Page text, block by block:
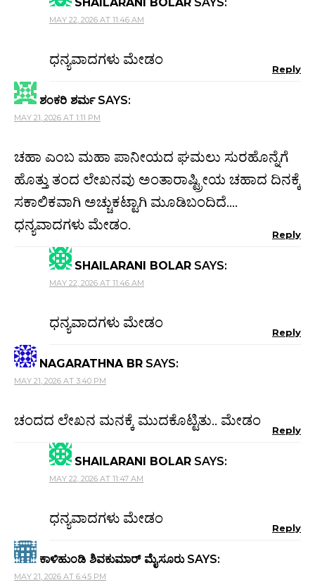
MAY 22, 2026 AT 11:46 AM
ಧನ್ಯವಾದಗಳು ಮೇಡಂ
Reply
ಶಂಕರಿ ಶರ್ಮ SAYS:
MAY 21, 2026 AT 1:11 PM
ಚಹಾ ಎಂಬ ಮಹಾ ಪಾನೀಯದ ಘಮಲು ಸುರಹೊನ್ನೆಗೆ
ಹೊತ್ತು ತಂದ ಲೇಖನವು ಅಂತಾರಾಷ್ಟ್ರೀಯ ಚಹಾದ ದಿನಕ್ಕೆ
ಸಕಾಲಿಕವಾಗಿ ಅಚ್ಚುಕಟ್ಟಾಗಿ ಮೂಡಿಬಂದಿದೆ….
ಧನ್ಯವಾದಗಳು ಮೇಡಂ.
Reply
SHAILARANI BOLAR SAYS:
MAY 22, 2026 AT 11:46 AM
ಧನ್ಯವಾದಗಳು ಮೇಡಂ
Reply
NAGARATHNA BR SAYS:
MAY 21, 2026 AT 3:40 PM
ಚಂದದ ಲೇಖನ ಮನಕ್ಕೆ ಮುದಕೊಟ್ಟಿತು.. ಮೇಡಂ
Reply
SHAILARANI BOLAR SAYS:
MAY 22, 2026 AT 11:47 AM
ಧನ್ಯವಾದಗಳು ಮೇಡಂ
Reply
ಕಾಳಿಹುಂಡಿ ಶಿವಕುಮಾರ್ ಮೈಸೂರು SAYS:
MAY 21, 2026 AT 6:45 PM